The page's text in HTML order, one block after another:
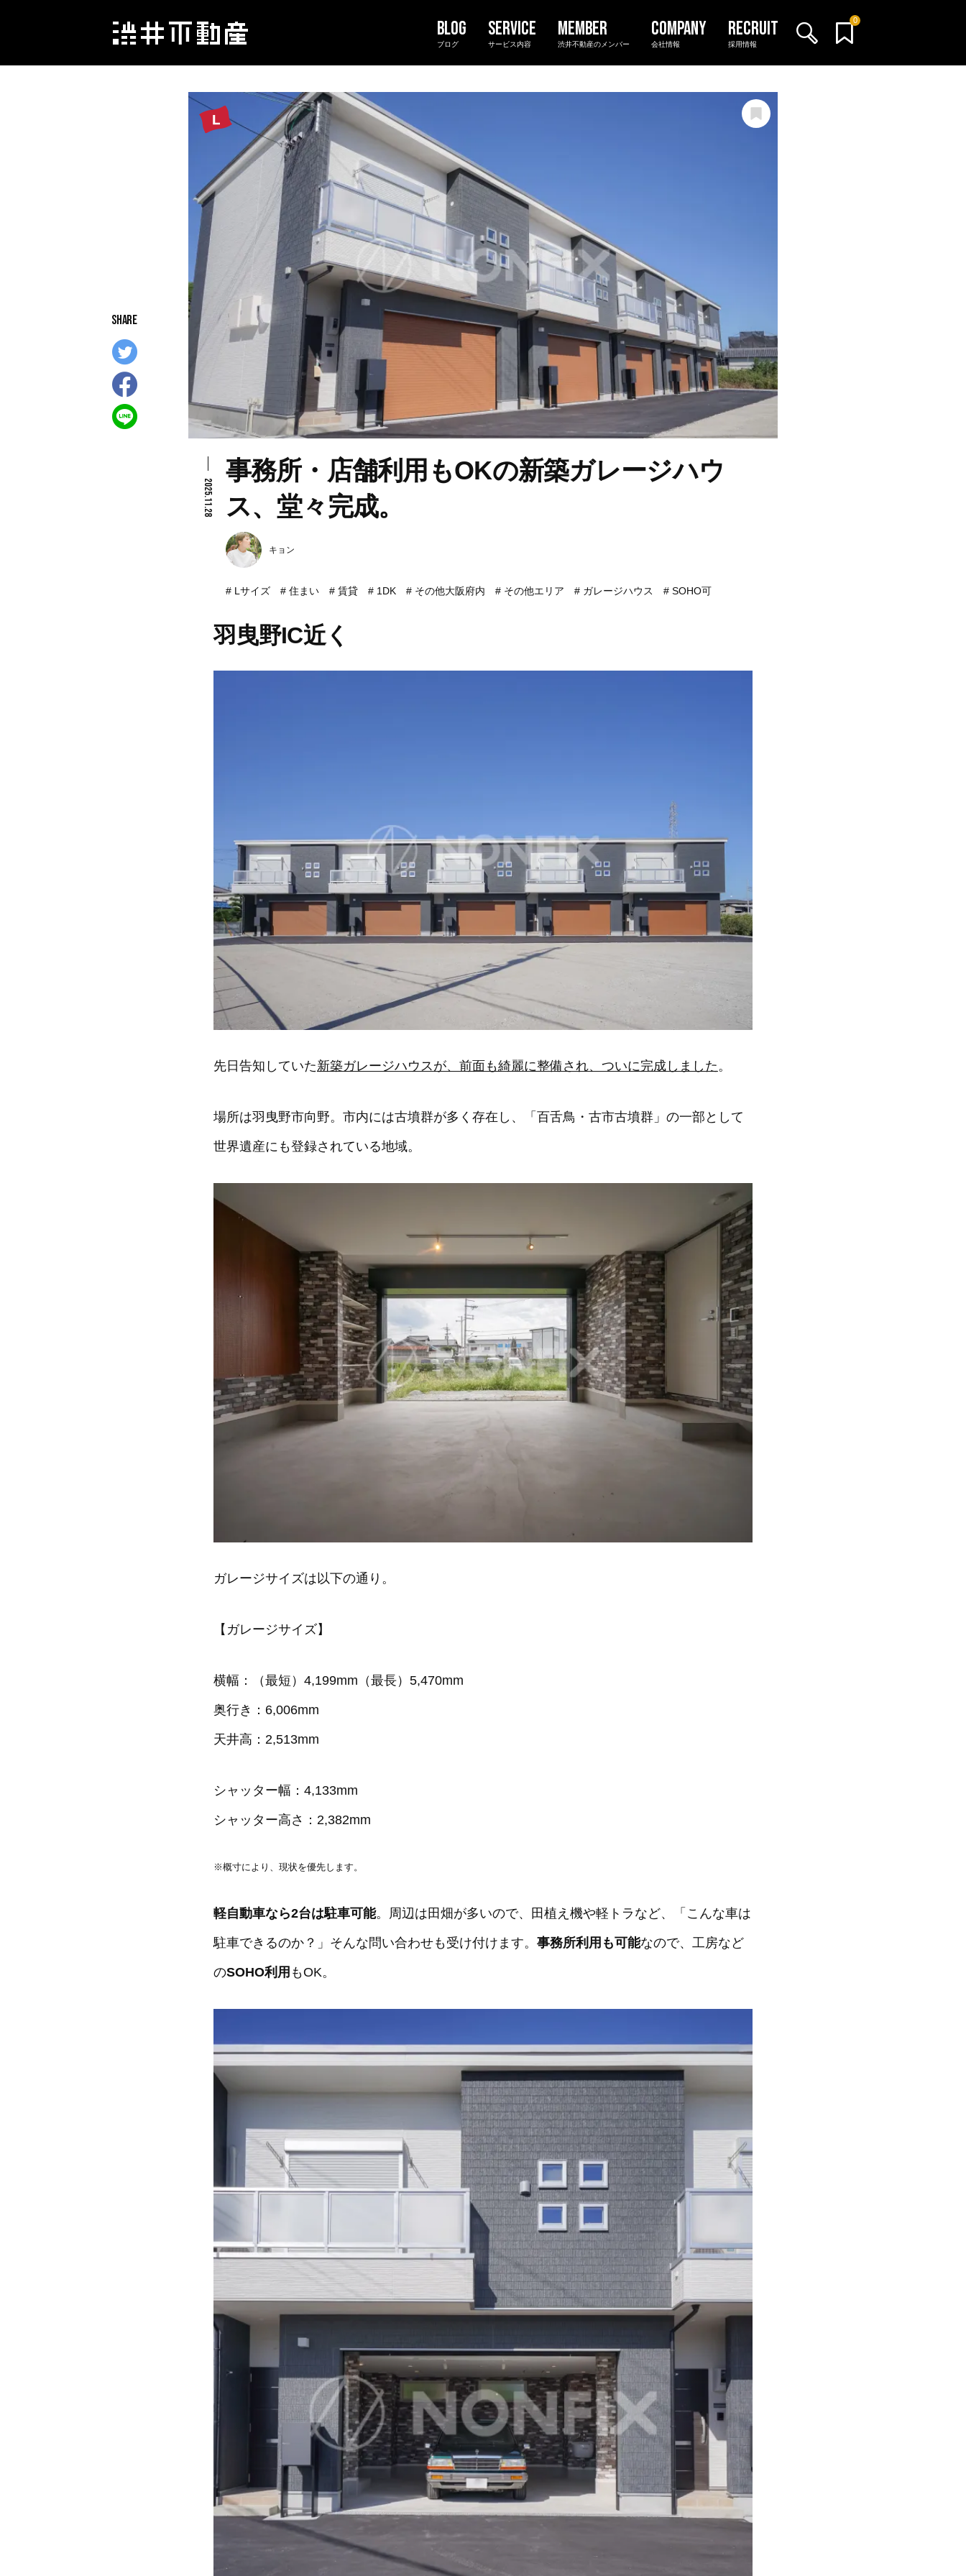
0
ブログ サービス内容 渋井不動産のメンバー 会社情報 採用情報
2025.11.28
事務所・店舗利用もOKの新築ガレージハウ
ス、堂々完成。
キョン
Lサイズ 住まい 賃貸 1DK その他大阪府内 その他エリア ガレージハウス SOHO可
羽曳野IC近く
先日告知していた新築ガレージハウスが、前面も綺麗に整備され、ついに完成しました 。
場所は羽曳野市向野。市内には古墳群が多く存在し、「百舌鳥・古市古墳群」の一部として
世界遺産にも登録されている地域。
ガレージサイズは以下の通り。
【ガレージサイズ】
横幅：（最短）4,199mm（最長）5,470mm
奥行き：6,006mm
天井高：2,513mm
シャッター幅：4,133mm
シャッター高さ：2,382mm
※概寸により、現状を優先します。
軽自動車なら2台は駐車可能。周辺は田畑が多いので、田植え機や軽トラなど、「こんな車は
駐車できるのか？」そんな問い合わせも受け付けます。 事務所利用も可能なので、工房など
のSOHO利用 もOK。